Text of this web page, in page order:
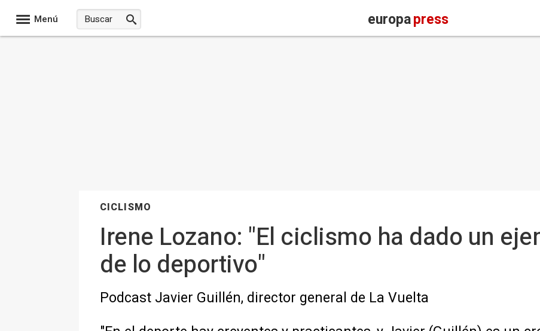
Menú europapress
CICLISMO
Irene Lozano: "El ciclismo ha dado un
de lo deportivo"
Podcast Javier Guillén, director general de La Vuelta